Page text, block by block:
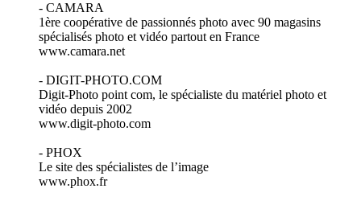
- CAMARA
1ère coopérative de passionnés photo avec 90 magasins
spécialisés photo et vidéo partout en France
www.camara.net
- DIGIT-PHOTO.COM
Digit-Photo point com, le spécialiste du matériel photo et
vidéo depuis 2002
www.digit-photo.com
- PHOX
Le site des spécialistes de l’image
www.phox.fr